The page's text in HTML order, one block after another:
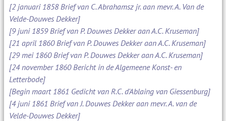
[2 januari 1858 Brief van C. Abrahamsz jr. aan mevr. A. Van de
Velde-Douwes Dekker]
[9 juni 1859 Brief van P. Douwes Dekker aan A.C. Kruseman]
[21 april 1860 Brief van P. Douwes Dekker aan A.C. Kruseman]
[29 mei 1860 Brief van P. Douwes Dekker aan A.C. Kruseman]
[24 november 1860 Bericht in de Algemeene Konst- en
Letterbode]
[Begin maart 1861 Gedicht van R.C. d'Ablaing van Giessenburg]
[4 juni 1861 Brief van J. Douwes Dekker aan mevr. A. van de
Velde-Douwes Dekker]